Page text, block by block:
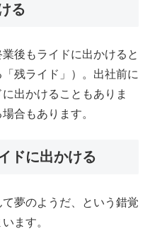
る
後もライドに出かけると
残ライド」）。出社前に
出かけることもありま
合もあります。
ドに出かける
夢のようだ、という錯覚
ます。